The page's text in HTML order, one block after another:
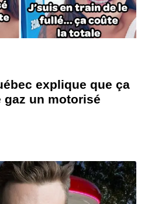
explique que ça
gaz un motorisé